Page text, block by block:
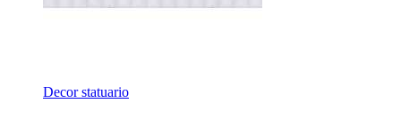
Decor statuario